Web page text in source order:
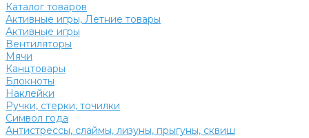
Каталог товаров
Активные игры, Летние товары
Активные игры
Вентиляторы
Мячи
Канцтовары
Блокноты
Наклейки
Ручки, стерки, точилки
Символ года
Антистрессы, слаймы, лизуны, прыгуны, сквиш